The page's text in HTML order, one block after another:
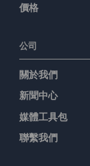
價格
公司
關於我們
新聞中心
媒體工具包
聯繫我們